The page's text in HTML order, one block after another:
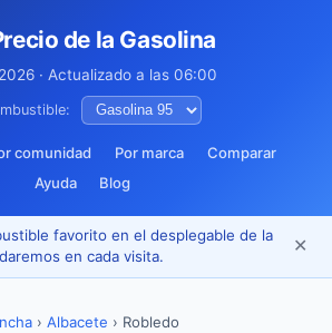
de la Gasolina
· Actualizado a las 06:00
comunidad Por marca
Comparar
Ayuda
Blog
favorito en el desplegable de la
en cada visita.
✕
› Albacete › Robledo